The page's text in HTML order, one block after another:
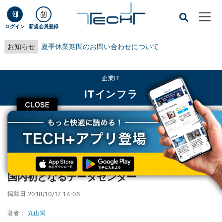
ログイン 新規会員登録
お知らせ 夏季休業期間のお問い合わせについて
CLOSE
企業IT
ITインフラ
TECH+ 企業IT
ITインフラ
ServiceNow、NTT Comとの協業を強化して国内初となるデータセンター
ServiceNow、NTT Comとの協業を強化して
国内初となるデータセンター
掲載日 2018/10/17 14:06
著者： 丸山篤